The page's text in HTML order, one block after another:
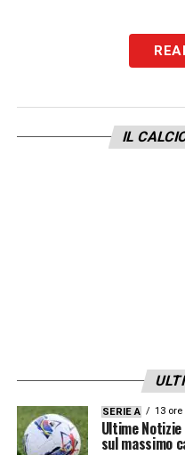
IL
SERIE A 13 ore
Ultime
sul massimo